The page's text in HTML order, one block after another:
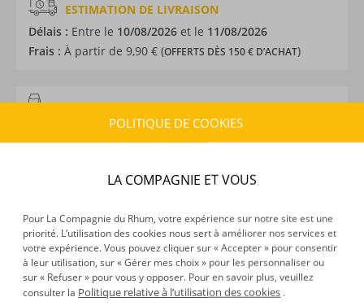
ESTIMATION DE LIVRAISON
Délais : Entre le 10/08/2026 et le 11/08/2026
Frais : À partir de 9,90 € (OFFERTS DÈS 150 € D’ACHAT)
Rhum traditionnel
Environnement de vieillissement :
Tropical
Volume :70CL
Degré :42°
Edition :limitée à 7071 exemplaires
POLITIQUE DE COOKIES
LA COMPAGNIE ET VOUS
Pour La Compagnie du Rhum, votre expérience sur notre site est une
priorité. L’utilisation des cookies nous sert à améliorer nos services et
votre expérience. Vous pouvez cliquer sur « Accepter » pour consentir
à leur utilisation, sur « Gérer mes choix » pour les personnaliser ou
sur « Refuser » pour vous y opposer. Pour en savoir plus, veuillez
consulter la Politique relative à l’utilisation des cookies .